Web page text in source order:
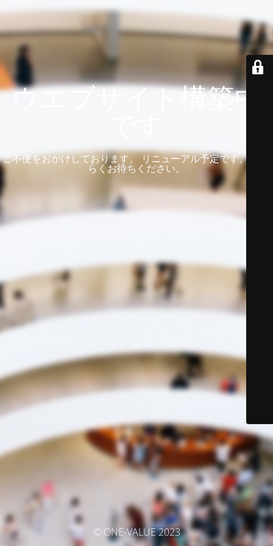
ウエブサイト構築中
ご不便をおかけしております。 リニューアル予定です。 しば
らくお待ちください。
© ONE-VALUE 2023